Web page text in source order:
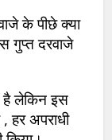
के पीछे क्या
गुप्त दरवाजे
है लेकिन इस
हर अपराधी